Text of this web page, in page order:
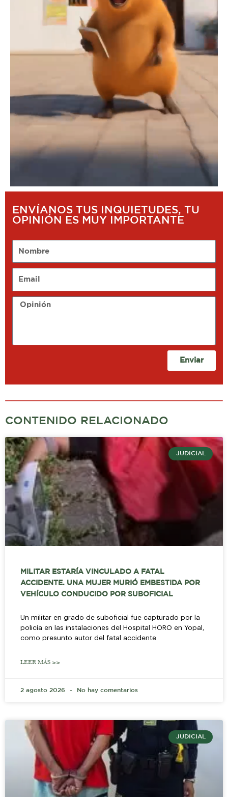
ENVÍANOS TUS INQUIETUDES, TU
OPINIÓN ES MUY IMPORTANTE
Opinión
Enviar
CONTENIDO RELACIONADO
JUDICIAL
MILITAR ESTARÍA VINCULADO A FATAL
ACCIDENTE. UNA MUJER MURIÓ EMBESTIDA POR
VEHÍCULO CONDUCIDO POR SUBOFICIAL
Un militar en grado de suboficial fue capturado por la
policía en las instalaciones del Hospital HORO en Yopal,
como presunto autor del fatal accidente
LEER MÁS >>
2 agosto 2026 No hay comentarios
JUDICIAL